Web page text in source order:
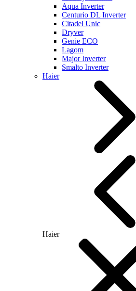
Aqua Inverter
Centurio DL Inverter
Citadel Unic
Dryver
Genie ECO
Lagom
Major Inverter
Smalto Inverter
Haier
Haier